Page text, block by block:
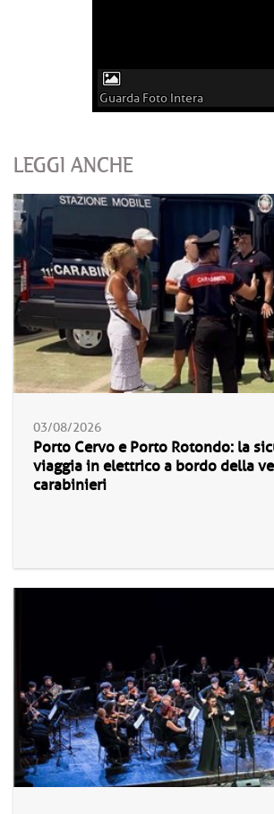
Guarda Foto Intera
LEGGI ANCHE
03/08/2026
Porto Cervo e Porto Rotondo: la
viaggia in elettrico a bordo della
carabinieri